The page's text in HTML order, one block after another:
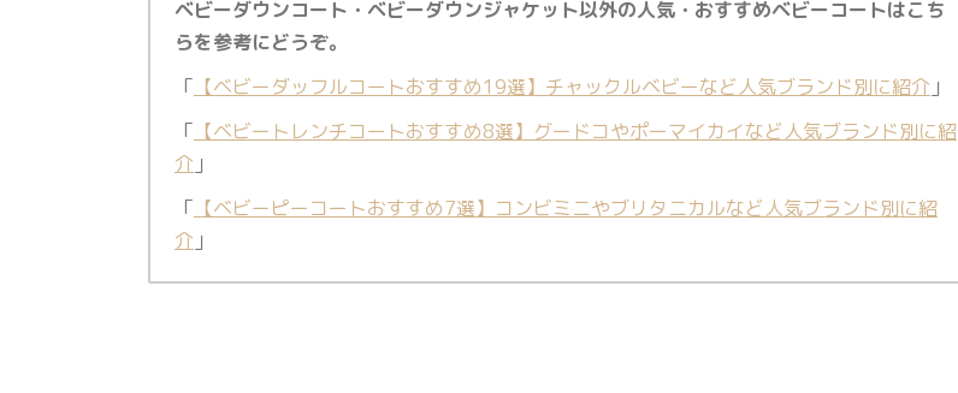
ベビーダウンコート・ベビーダウンジャケット以外の人気・おすすめベビーコートはこち
らを参考にどうぞ。
「 【ベビーダッフルコートおすすめ19選】チャックルベビーなど人気ブランド別に紹介 」
「 【ベビートレンチコートおすすめ8選】グードコやポーマイカイなど人気ブランド別に紹
介 」
「 【ベビーピーコートおすすめ7選】コンビミニやブリタニカルなど人気ブランド別に紹
介 」